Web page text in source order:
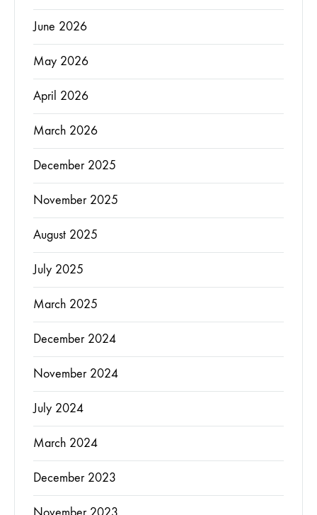
June 2026
May 2026
April 2026
March 2026
December 2025
November 2025
August 2025
July 2025
March 2025
December 2024
November 2024
July 2024
March 2024
December 2023